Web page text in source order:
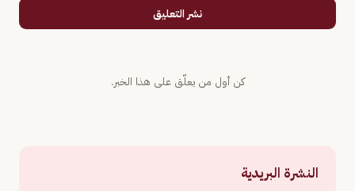
نشر التعليق
كن أول من يعلّق على هذا الخبر.
النشرة البريدية